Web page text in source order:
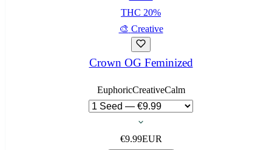
THC 20%
🎨 Creative
Crown OG Feminized
EuphoricCreativeCalm
€9.99EUR